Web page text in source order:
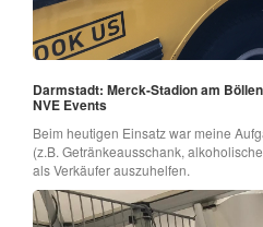
Darmstadt: Merck-Stadion am
NVE Events
Beim heutigen Einsatz war meine
(z.B. Getränkeausschank,
als Verkäufer auszuhelfen.